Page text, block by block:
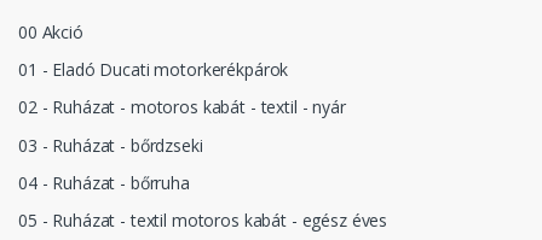
00 Akció
01 - Eladó Ducati motorkerékpárok
02 - Ruházat - motoros kabát - textil - nyár
03 - Ruházat - bőrdzseki
04 - Ruházat - bőrruha
05 - Ruházat - textil motoros kabát - egész éves